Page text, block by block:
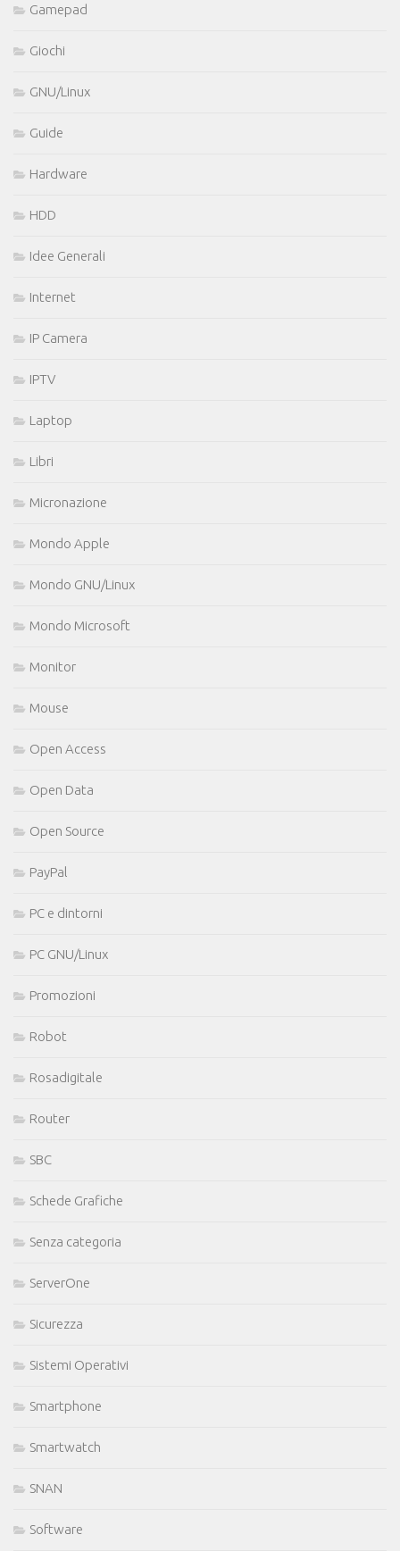
Gamepad
Giochi
GNU/Linux
Guide
Hardware
HDD
Idee Generali
Internet
IP Camera
IPTV
Laptop
Libri
Micronazione
Mondo Apple
Mondo GNU/Linux
Mondo Microsoft
Monitor
Mouse
Open Access
Open Data
Open Source
PayPal
PC e dintorni
PC GNU/Linux
Promozioni
Robot
Rosadigitale
Router
SBC
Schede Grafiche
Senza categoria
ServerOne
Sicurezza
Sistemi Operativi
Smartphone
Smartwatch
SNAN
Software